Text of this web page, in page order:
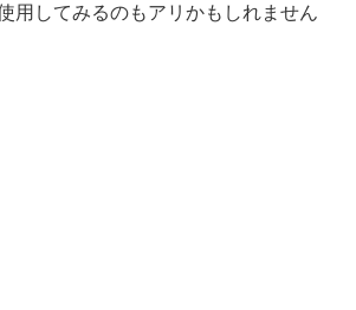
用してみるのもアリかもしれません